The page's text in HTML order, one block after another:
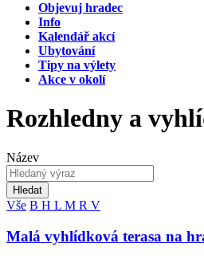
Objevuj hradec
Info
Kalendář akcí
Ubytování
Tipy na výlety
Akce v okolí
Rozhledny a
Název
Hledat
Vše B H L M R V
Malá vyhlídková terasa na